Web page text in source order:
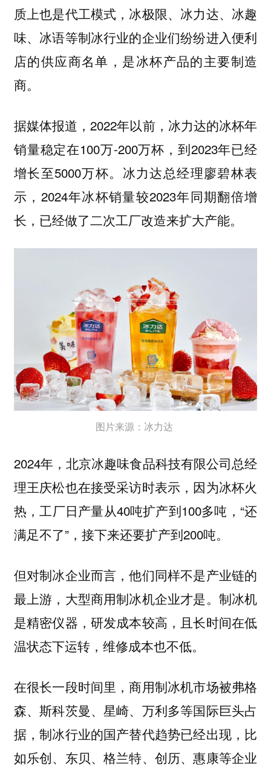
质上也是代工模式，冰极限、冰力达、冰趣
味、冰语等制冰行业的企业们纷纷进入便利
店的供应商名单，是冰杯产品的主要制造
商。
据媒体报道，2022年以前，冰力达的冰杯年
销量稳定在100万-200万杯，到2023年已经
增长至5000万杯。冰力达总经理廖碧林表
示，2024年冰杯销量较2023年同期翻倍增
长，已经做了二次工厂改造来扩大产能。
图片来源：冰力达
2024年，北京冰趣味食品科技有限公司总经
理王庆松也在接受采访时表示，因为冰杯火
热，工厂日产量从40吨扩产到100多吨，“还
满足不了”，接下来还要扩产到200吨。
但对制冰企业而言，他们同样不是产业链的
最上游，大型商用制冰机企业才是。制冰机
是精密仪器，研发成本较高，且长时间在低
温状态下运转，维修成本也不低。
在很长一段时间里，商用制冰机市场被弗格
森、斯科茨曼、星崎、万利多等国际巨头占
据，制冰行业的国产替代趋势已经出现，比
如乐创、东贝、格兰特、创历、惠康等企业